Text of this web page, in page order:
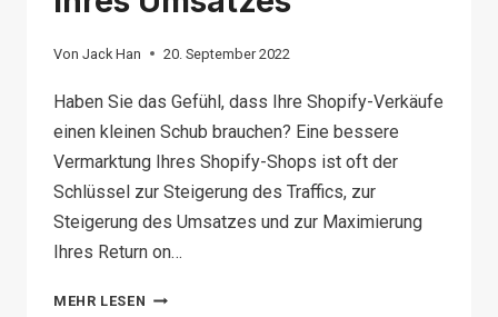
Von Jack Han 20. September 2022
Haben Sie das Gefühl, dass Ihre Shopify-Verkäufe
einen kleinen Schub brauchen? Eine bessere
Vermarktung Ihres Shopify-Shops ist oft der
Schlüssel zur Steigerung des Traffics, zur
Steigerung des Umsatzes und zur Maximierung
Ihres Return on…
MEHR LESEN SHOPIFY-